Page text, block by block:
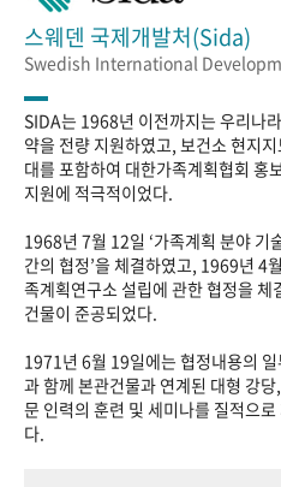
간행물 변천사
기록물 아카이브
사진 아카이브 문서 기록물
성과 50선 숫자로 보는 50년
세계와 함께 한 KIHASA
VR 역사관
스웨덴 국제개발처(Sida)
Swedish International
SIDA는 1968년 이전까지는 우리나
약을 전량 지원하였고, 보건소 현지
대를 포함하여 대한가족계획협회 홍
지원에 적극적이었다.
1968년 7월 12일 ‘가족계획 분야 기
간의 협정’을 체결하였고, 1969년 4
족계획연구소 설립에 관한 협정을
건물이 준공되었다.
1971년 6월 19일에는 협정내용의
과 함께 본관건물과 연계된 대형 강
문 인력의 훈련 및 세미나를 질적으
다.